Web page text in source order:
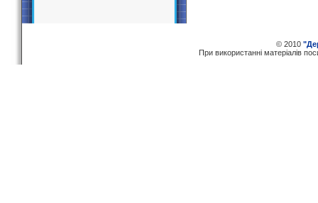
© 2010
При використаннi матерiалiв